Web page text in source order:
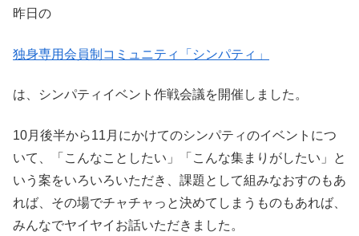
昨日の
独身専用会員制コミュニティ「シンパティ」
は、シンパティイベント作戦会議を開催しました。
10月後半から11月にかけてのシンパティのイベントにつ
いて、「こんなことしたい」「こんな集まりがしたい」と
いう案をいろいろいただき、課題として組みなおすのもあ
れば、その場でチャチャっと決めてしまうものもあれば、
みんなでヤイヤイお話いただきました。